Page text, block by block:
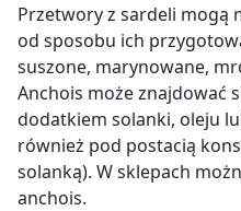
Przetwory z sardeli mogą
od sposobu ich
suszone, marynowane,
Anchois może znajdować
dodatkiem solanki, oleju
również pod postacią
solanką). W sklepach
anchois.